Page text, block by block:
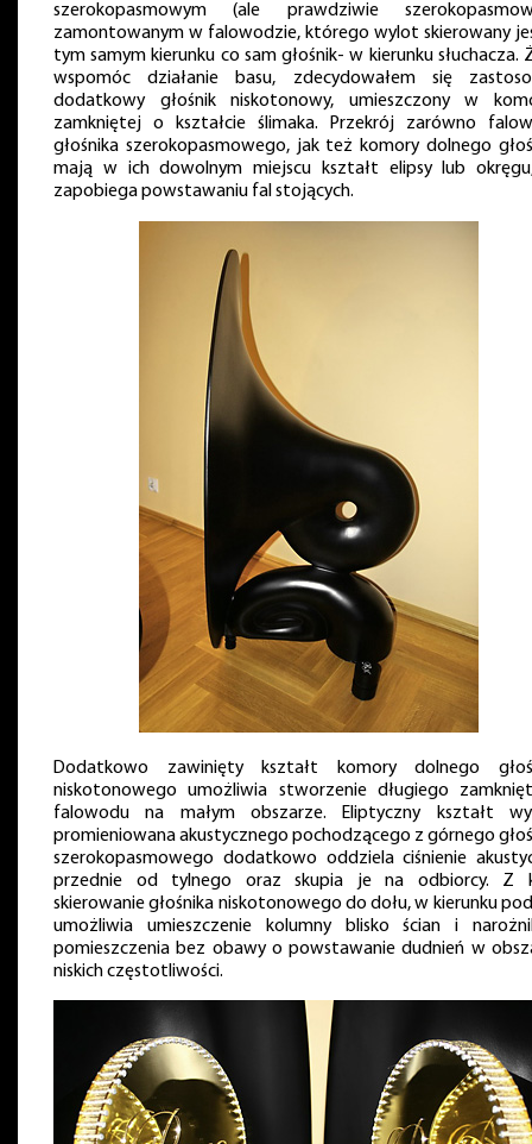
szerokopasmowym (ale prawdziwie
zamontowanym w falowodzie, którego wylot skierowany
tym samym kierunku co sam głośnik- w kierunku słuchacza.
wspomóc działanie basu, zdecydowałem się
dodatkowy głośnik niskotonowy, umieszczony w
zamkniętej o kształcie ślimaka. Przekrój zarówno
głośnika szerokopasmowego, jak też komory dolnego
mają w ich dowolnym miejscu kształt elipsy lub
zapobiega powstawaniu fal stojących.
Dodatkowo zawinięty kształt komory dolnego
niskotonowego umożliwia stworzenie długiego
falowodu na małym obszarze. Eliptyczny kształt
promieniowana akustycznego pochodzącego z górnego
szerokopasmowego dodatkowo oddziela ciśnienie
przednie od tylnego oraz skupia je na odbiorcy. Z
skierowanie głośnika niskotonowego do dołu, w kierunku
umożliwia umieszczenie kolumny blisko ścian i
pomieszczenia bez obawy o powstawanie dudnień w
niskich częstotliwości.